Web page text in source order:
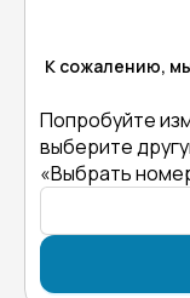
К сожалению,
Попробуйте
выберите
«Выбрать